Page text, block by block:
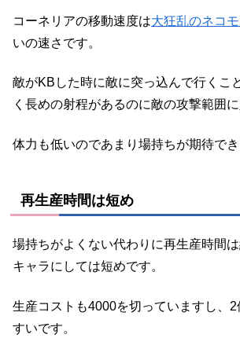
コーネリアの移動速度は大狂乱のネコ
いの速さです。
敵がKBした時に敵に突っ込んで行くこ
く長めの射程があるのに敵の攻撃範囲に
体力も低いのであまり場持ちが期待でき
再生産時間は短め
場持ちがよくない代わりに再生産時間
キャラにしては短めです。
生産コストも4000を切っていますし、
すいです。